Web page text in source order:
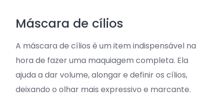
Máscara de cílios
A máscara de cílios é um item indispensável na
hora de fazer uma maquiagem completa. Ela
ajuda a dar volume, alongar e definir os cílios,
deixando o olhar mais expressivo e marcante.